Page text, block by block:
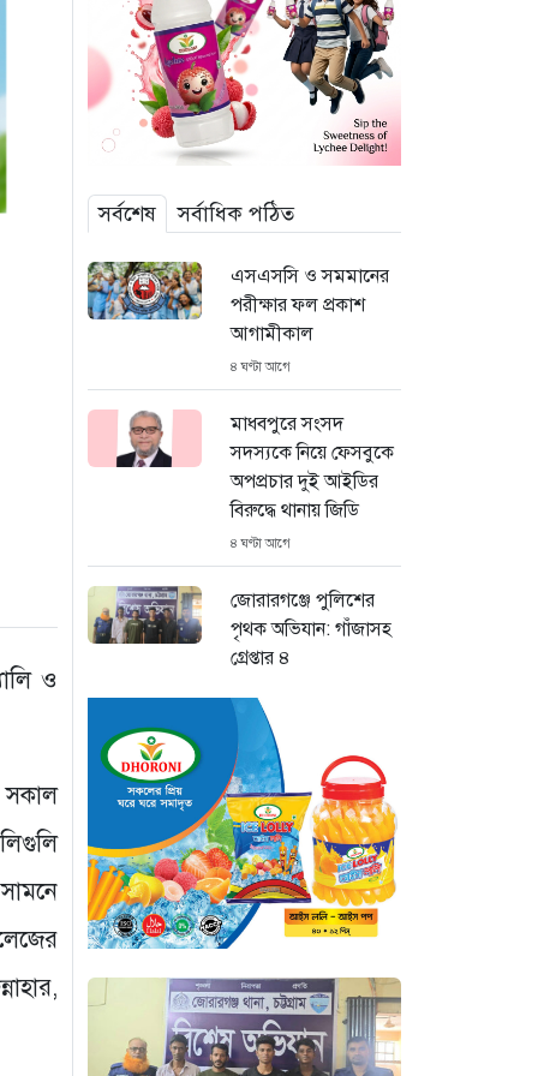
ও
সকাল
সর্বশেষ সর্বাধিক পঠিত
এসএসসি ও সমমানের
পরীক্ষার ফল প্রকাশ
আগামীকাল
৪ ঘণ্টা আগে
মাধবপুরে সংসদ
সদস্যকে নিয়ে ফেসবুকে
অপপ্রচার দুই আইডির
বিরুদ্ধে থানায় জিডি
৪ ঘণ্টা আগে
জোরারগঞ্জে পুলিশের
পৃথক অভিযান: গাঁজাসহ
গ্রেপ্তার ৪
চট্টগ্রাম চন্দনাইশে
মহাসড়ক সংলগ্ন বাজারে
ভয়াবহ আগুন
৬ ঘণ্টা আগে
“হাসিনার অনুমতিতেই
ইন্টারনেট বন্ধের
পরিকল্পনা বাস্তবায়ন
করেন কাদের”
৬ ঘণ্টা আগে